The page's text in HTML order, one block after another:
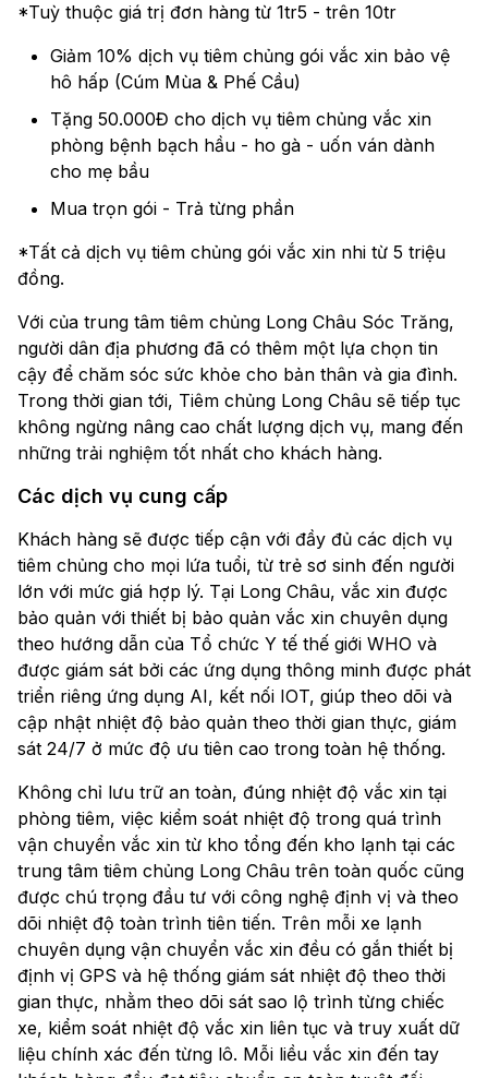
*Tuỳ thuộc giá trị đơn hàng từ 1tr5 - trên 10tr
Giảm 10% dịch vụ tiêm chủng gói vắc xin bảo vệ
hô hấp (Cúm Mùa & Phế Cầu)
Tặng 50.000Đ cho dịch vụ tiêm chủng vắc xin
phòng bệnh bạch hầu - ho gà - uốn ván dành
cho mẹ bầu
Mua trọn gói - Trả từng phần
*Tất cả dịch vụ tiêm chủng gói vắc xin nhi từ 5 triệu
đồng.
Với của trung tâm tiêm chủng Long Châu Sóc Trăng,
người dân địa phương đã có thêm một lựa chọn tin
cậy để chăm sóc sức khỏe cho bản thân và gia đình.
Trong thời gian tới, Tiêm chủng Long Châu sẽ tiếp tục
không ngừng nâng cao chất lượng dịch vụ, mang đến
những trải nghiệm tốt nhất cho khách hàng.
Các dịch vụ cung cấp
Khách hàng sẽ được tiếp cận với đầy đủ các dịch vụ
tiêm chủng cho mọi lứa tuổi, từ trẻ sơ sinh đến người
lớn với mức giá hợp lý. Tại Long Châu, vắc xin được
bảo quản với thiết bị bảo quản vắc xin chuyên dụng
theo hướng dẫn của Tổ chức Y tế thế giới WHO và
được giám sát bởi các ứng dụng thông minh được phát
triển riêng ứng dụng AI, kết nối IOT, giúp theo dõi và
cập nhật nhiệt độ bảo quản theo thời gian thực, giám
sát 24/7 ở mức độ ưu tiên cao trong toàn hệ thống.
Không chỉ lưu trữ an toàn, đúng nhiệt độ vắc xin tại
phòng tiêm, việc kiểm soát nhiệt độ trong quá trình
vận chuyển vắc xin từ kho tổng đến kho lạnh tại các
trung tâm tiêm chủng Long Châu trên toàn quốc cũng
được chú trọng đầu tư với công nghệ định vị và theo
dõi nhiệt độ toàn trình tiên tiến. Trên mỗi xe lạnh
chuyên dụng vận chuyển vắc xin đều có gắn thiết bị
định vị GPS và hệ thống giám sát nhiệt độ theo thời
gian thực, nhằm theo dõi sát sao lộ trình từng chiếc
xe, kiểm soát nhiệt độ vắc xin liên tục và truy xuất dữ
liệu chính xác đến từng lô. Mỗi liều vắc xin đến tay